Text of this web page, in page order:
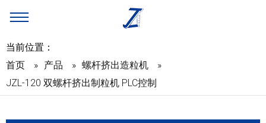
当前位置：
首页
» 产品 » 螺杆挤出造粒机
»
JZL-120 双螺杆挤出制粒机 PLC控制